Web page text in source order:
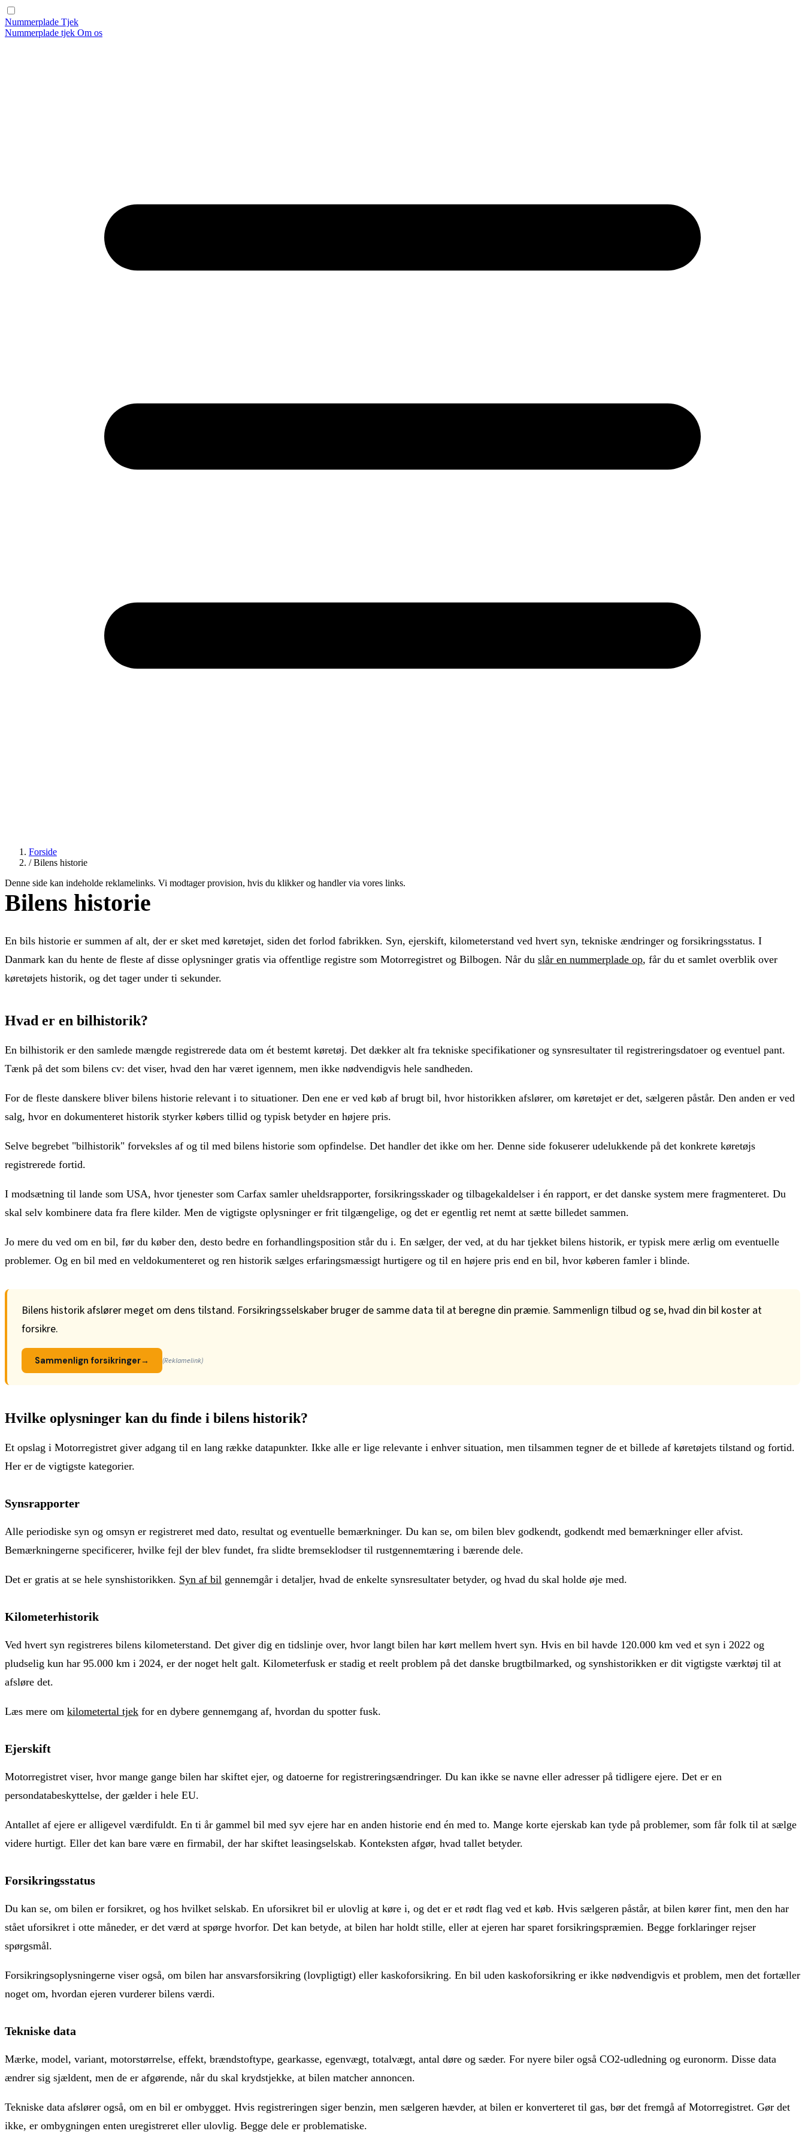
Nummerplade Tjek
Nummerplade tjek Om os
Forside
/ Bilens historie
Denne side kan indeholde reklamelinks. Vi modtager provision, hvis du klikker og handler via vores links.
Bilens historie
En bils historie er summen af alt, der er sket med køretøjet, siden det forlod fabrikken. Syn, ejerskift, kilometerstand ved hvert syn, tekniske ændringer og forsikringsstatus. I
Danmark kan du hente de fleste af disse oplysninger gratis via offentlige registre som Motorregistret og Bilbogen. Når du slår en nummerplade op, får du et samlet overblik over
køretøjets historik, og det tager under ti sekunder.
Hvad er en bilhistorik?
En bilhistorik er den samlede mængde registrerede data om ét bestemt køretøj. Det dækker alt fra tekniske specifikationer og synsresultater til registreringsdatoer og eventuel pant.
Tænk på det som bilens cv: det viser, hvad den har været igennem, men ikke nødvendigvis hele sandheden.
For de fleste danskere bliver bilens historie relevant i to situationer. Den ene er ved køb af brugt bil, hvor historikken afslører, om køretøjet er det, sælgeren påstår. Den anden er ved
salg, hvor en dokumenteret historik styrker købers tillid og typisk betyder en højere pris.
Selve begrebet "bilhistorik" forveksles af og til med bilens historie som opfindelse. Det handler det ikke om her. Denne side fokuserer udelukkende på det konkrete køretøjs
registrerede fortid.
I modsætning til lande som USA, hvor tjenester som Carfax samler uheldsrapporter, forsikringsskader og tilbagekaldelser i én rapport, er det danske system mere fragmenteret. Du
skal selv kombinere data fra flere kilder. Men de vigtigste oplysninger er frit tilgængelige, og det er egentlig ret nemt at sætte billedet sammen.
Jo mere du ved om en bil, før du køber den, desto bedre en forhandlingsposition står du i. En sælger, der ved, at du har tjekket bilens historik, er typisk mere ærlig om eventuelle
problemer. Og en bil med en veldokumenteret og ren historik sælges erfaringsmæssigt hurtigere og til en højere pris end en bil, hvor køberen famler i blinde.
Bilens historik afslører meget om dens tilstand. Forsikringsselskaber bruger de samme data til at beregne din præmie. Sammenlign tilbud og se, hvad din bil koster at
forsikre.
Sammenlign forsikringer→ (Reklamelink)
Hvilke oplysninger kan du finde i bilens historik?
Et opslag i Motorregistret giver adgang til en lang række datapunkter. Ikke alle er lige relevante i enhver situation, men tilsammen tegner de et billede af køretøjets tilstand og fortid.
Her er de vigtigste kategorier.
Synsrapporter
Alle periodiske syn og omsyn er registreret med dato, resultat og eventuelle bemærkninger. Du kan se, om bilen blev godkendt, godkendt med bemærkninger eller afvist.
Bemærkningerne specificerer, hvilke fejl der blev fundet, fra slidte bremseklodser til rustgennemtæring i bærende dele.
Det er gratis at se hele synshistorikken. Syn af bil gennemgår i detaljer, hvad de enkelte synsresultater betyder, og hvad du skal holde øje med.
Kilometerhistorik
Ved hvert syn registreres bilens kilometerstand. Det giver dig en tidslinje over, hvor langt bilen har kørt mellem hvert syn. Hvis en bil havde 120.000 km ved et syn i 2022 og
pludselig kun har 95.000 km i 2024, er der noget helt galt. Kilometerfusk er stadig et reelt problem på det danske brugtbilmarked, og synshistorikken er dit vigtigste værktøj til at
afsløre det.
Læs mere om kilometertal tjek for en dybere gennemgang af, hvordan du spotter fusk.
Ejerskift
Motorregistret viser, hvor mange gange bilen har skiftet ejer, og datoerne for registreringsændringer. Du kan ikke se navne eller adresser på tidligere ejere. Det er en
persondatabeskyttelse, der gælder i hele EU.
Antallet af ejere er alligevel værdifuldt. En ti år gammel bil med syv ejere har en anden historie end én med to. Mange korte ejerskab kan tyde på problemer, som får folk til at sælge
videre hurtigt. Eller det kan bare være en firmabil, der har skiftet leasingselskab. Konteksten afgør, hvad tallet betyder.
Forsikringsstatus
Du kan se, om bilen er forsikret, og hos hvilket selskab. En uforsikret bil er ulovlig at køre i, og det er et rødt flag ved et køb. Hvis sælgeren påstår, at bilen kører fint, men den har
stået uforsikret i otte måneder, er det værd at spørge hvorfor. Det kan betyde, at bilen har holdt stille, eller at ejeren har sparet forsikringspræmien. Begge forklaringer rejser
spørgsmål.
Forsikringsoplysningerne viser også, om bilen har ansvarsforsikring (lovpligtigt) eller kaskoforsikring. En bil uden kaskoforsikring er ikke nødvendigvis et problem, men det fortæller
noget om, hvordan ejeren vurderer bilens værdi.
Tekniske data
Mærke, model, variant, motorstørrelse, effekt, brændstoftype, gearkasse, egenvægt, totalvægt, antal døre og sæder. For nyere biler også CO2-udledning og euronorm. Disse data
ændrer sig sjældent, men de er afgørende, når du skal krydstjekke, at bilen matcher annoncen.
Tekniske data afslører også, om en bil er ombygget. Hvis registreringen siger benzin, men sælgeren hævder, at bilen er konverteret til gas, bør det fremgå af Motorregistret. Gør det
ikke, er ombygningen enten uregistreret eller ulovlig. Begge dele er problematiske.